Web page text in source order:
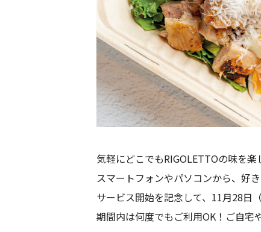
気軽にどこでもRIGOLETTOの味を
スマートフォンやパソコンから、好
サービス開始を記念して、11月28日
期間内は何度でもご利用OK！ご自宅